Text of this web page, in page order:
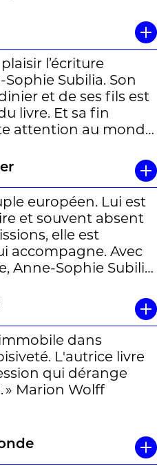
de bazar. Elle
dans l'attente
qui crissent sous la
à »Un thé au
et au »Patient
Mais, on se dit
présence d'une
» Pascal Thuot
l’écriture
Subilia. Son
et de ses fils est
livre. Et sa fin
attention au monde
Hervé Guillerme
européen. Lui est
et souvent absent
elle est
accompagne. Avec
Anne-Sophie Subilia
la tension, la
s'infiltre en tout lieu
de se rendre
inconnu, ses
et la volonté de
dans
L'autrice livre
qui dérange
» Marion Wolff